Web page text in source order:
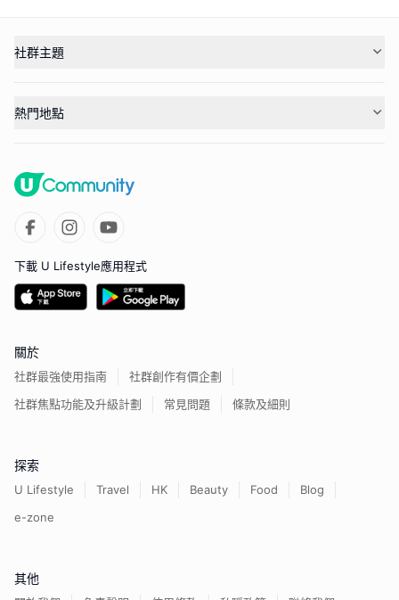
社群主題
熱門地點
下載 U Lifestyle應用程式
關於
社群最強使用指南
社群創作有價企劃
社群焦點功能及升級計劃
常見問題 條款及細則
探索
U Lifestyle Travel HK Beauty Food
Blog
e-zone
其他